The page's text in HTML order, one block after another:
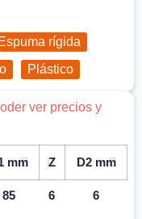
Espuma rígida
Plástico
ver precios y
mm Z D2 mm
85 6 6